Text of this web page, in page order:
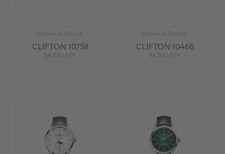
Baume & Mercier
CLIFTON 10758
56 430 SEK
Baume & Mercier
CLIFTON 10468
43 500 SEK